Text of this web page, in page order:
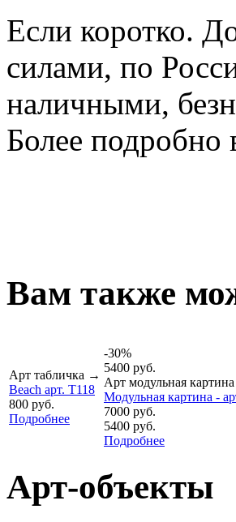
Если коротко.
силами, по
наличными,
Более подробно
Вам также
Арт табличка →
Beach арт. T118
800 руб.
Подробнее
-30%
5400 руб.
Арт модульная картина
Модульная картина -
7000 руб.
5400 руб.
Подробнее
Арт-объекты